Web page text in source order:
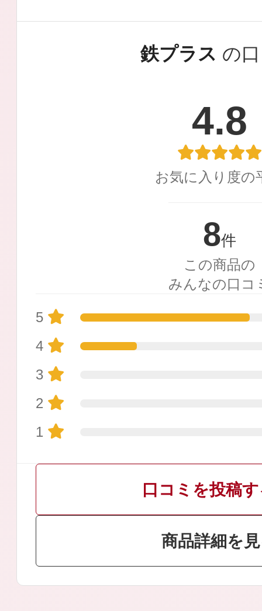
定期お届けサ
スキンケア人気ライン
ドレスリフト
スキンクリア
クレンズオイル
ボディケア
鉄プラス の
4.8
お気に入り度の
8件
この商品の
みんなの口コ
5
4
3
2
1
商品詳細を
口コミを投稿